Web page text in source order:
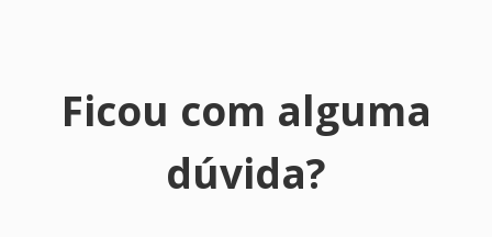
Ficou com alguma
dúvida?